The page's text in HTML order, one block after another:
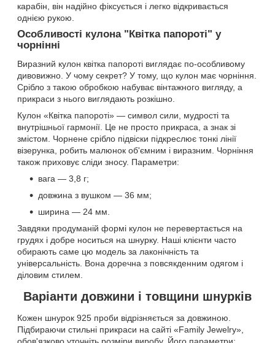
карабін, він надійно фіксується і легко відкривається
однією рукою.
Особливості кулона "Квітка папороті" у
чорнінні
Виразний кулон квітка папороті виглядає по-особливому
дивовижно. У чому секрет? У тому, що кулон має чорніння.
Срібло з такою обробкою набуває вінтажного вигляду, а
прикраси з нього виглядають розкішно.
Кулон «Квітка папороті» — символ сили, мудрості та
внутрішньої гармонії. Це не просто прикраса, а знак зі
змістом. Чорнене срібло підвіски підкреслює тонкі лінії
візерунка, робить малюнок об'ємним і виразним. Чорніння
також приховує сліди зносу. Параметри:
вага — 3,8 г;
довжина з вушком — 36 мм;
ширина — 24 мм.
Завдяки продуманій формі кулон не перевертається на
грудях і добре носиться на шнурку. Наші клієнти часто
обирають саме цю модель за лаконічність та
універсальність. Вона доречна з повсякденним одягом і
діловим стилем.
Варіанти довжини і товщини шнурків
Кожен шнурок 925 проби відрізняється за довжиною.
Підбираючи стильні прикраси на сайті «Family Jewelry»,
обов'язково уточніть розміри виробу. Його параметри: